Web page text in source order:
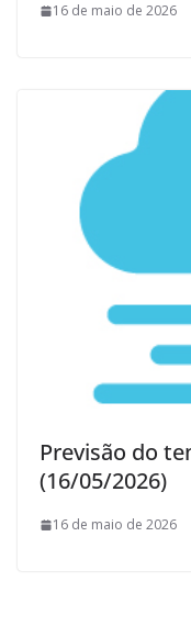
16 de maio de 2026
Previsão do
(16/05/2026)
16 de maio de 2026